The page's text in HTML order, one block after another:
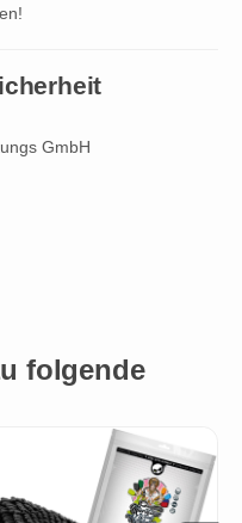
GmbH
folgende